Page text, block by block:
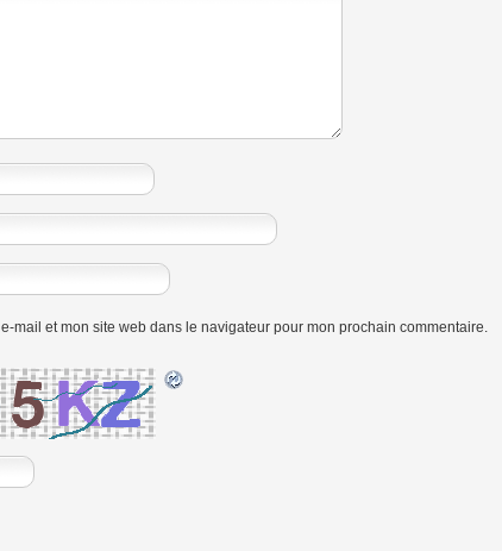
mail et mon site web dans le navigateur pour mon prochain commentaire.